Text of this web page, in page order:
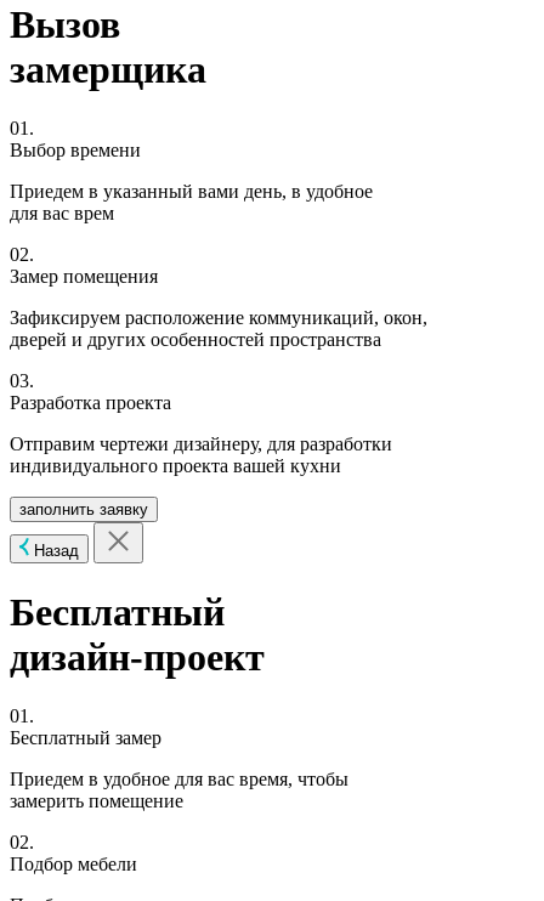
Вызов
замерщика
01.
Выбор времени
Приедем в указанный вами день, в удобное
для вас врем
02.
Замер помещения
Зафиксируем расположение коммуникаций, окон,
дверей и других особенностей пространства
03.
Разработка проекта
Отправим чертежи дизайнеру, для разработки
индивидуального проекта вашей кухни
заполнить заявку
Назад
Бесплатный
дизайн-проект
01.
Бесплатный замер
Приедем в удобное для вас время, чтобы
замерить помещение
02.
Подбор мебели